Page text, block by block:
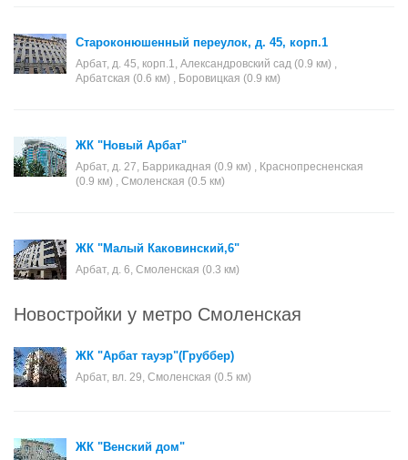
Староконюшенный переулок, д. 45, корп.1
Арбат, д. 45, корп.1, Александровский сад (0.9 км) ,
Арбатская (0.6 км) , Боровицкая (0.9 км)
ЖК "Новый Арбат"
Арбат, д. 27, Баррикадная (0.9 км) , Краснопресненская
(0.9 км) , Смоленская (0.5 км)
ЖК "Малый Каковинский,6"
Арбат, д. 6, Смоленская (0.3 км)
Новостройки у метро Смоленская
ЖК "Арбат тауэр"(Груббер)
Арбат, вл. 29, Смоленская (0.5 км)
ЖК "Венский дом"